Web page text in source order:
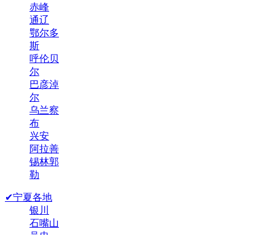
赤峰
通辽
鄂尔多
斯
呼伦贝
尔
巴彦淖
尔
乌兰察
布
兴安
阿拉善
锡林郭
勒
✔宁夏各地
银川
石嘴山